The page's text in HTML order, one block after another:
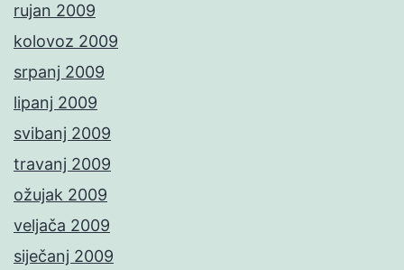
rujan 2009
kolovoz 2009
srpanj 2009
lipanj 2009
svibanj 2009
travanj 2009
ožujak 2009
veljača 2009
siječanj 2009